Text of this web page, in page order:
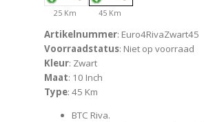
25 Km 45 Km
Artikelnummer: Euro4RivaZwart45
Voorraadstatus: Niet op voorraad
Kleur: Zwart
Maat: 10 Inch
Type: 45 Km
BTC Riva.